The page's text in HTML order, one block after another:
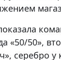
«50/50»,
серебро